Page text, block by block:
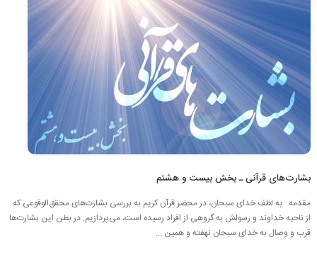
بشارت‌های قرآنی ـ بخش بیست و هشتم
مقدمه به لطف خدای سبحان، در محضر قرآن کریم به بررسی بشارت‌های محقق‌الوقوعی که
از ناحیه خداوند و رسولش به گروهی از افراد رسیده است، می‌پردازیم. در بطن این بشارت‌ها
قرب و وصال به ‌خدای سبحان نهفته و همین ...